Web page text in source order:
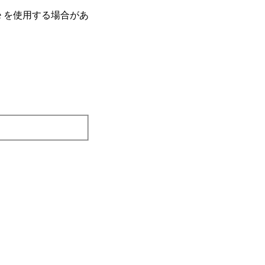
使⽤する場合があ